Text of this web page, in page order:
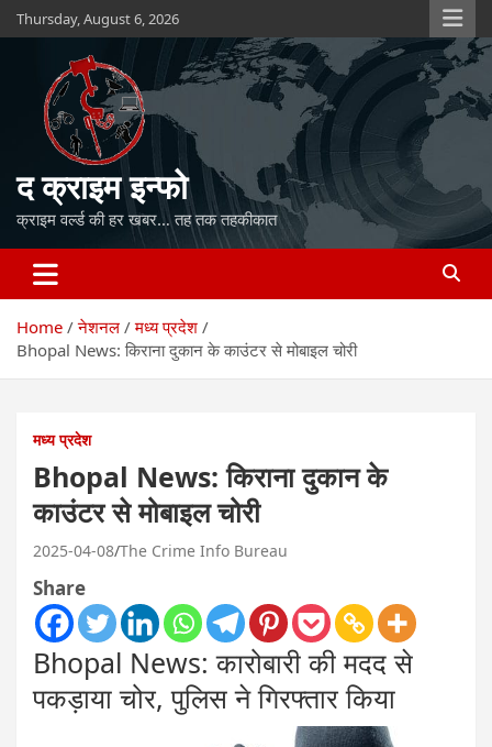
Skip
to
Thursday, August 6, 2026
द क्राइम इन्फो
क्राइम वर्ल्ड की हर खबर… तह तक तहकीकात
Home नेशनल
मध्य प्रदेश
Bhopal News: किराना दुकान के काउंटर से मोबाइल चोरी
मध्य प्रदेश
Bhopal News: किराना दुकान के
काउंटर से मोबाइल चोरी
2025-04-08 The Crime Info Bureau
Share
Bhopal News: कारोबारी की मदद से
पकड़ाया चोर, पुलिस ने गिरफ्तार किया